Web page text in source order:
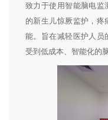
致力于使用智能脑电监
的新生儿惊厥监护，疼
能。旨在减轻医护人员
受到低成本、智能化的